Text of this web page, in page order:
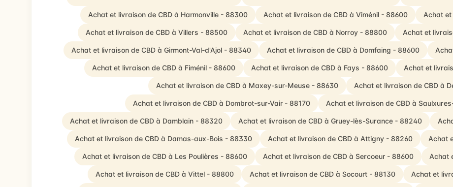
Achat et livraison de CBD à Harmonville - 88300 Achat et livraison de CBD à Viménil - 88600 Achat et
Achat et livraison de CBD à Villers - 88500 Achat et livraison de CBD à Norroy - 88800 Achat et
Achat et livraison de CBD à Girmont-Val-d'Ajol - 88340 Achat et livraison de CBD à Domfaing - 88600
Achat et livraison de CBD à Fiménil - 88600 Achat et livraison de CBD à Fays - 88600 Achat et
Achat et livraison de CBD à Maxey-sur-Meuse - 88630 Achat et livraison de CBD à
Achat et livraison de CBD à Dombrot-sur-Vair - 88170 Achat et livraison de CBD à
Achat et livraison de CBD à Damblain - 88320 Achat et livraison de CBD à Gruey-lès-Surance - 88240
Achat et livraison de CBD à Damas-aux-Bois - 88330 Achat et livraison de CBD à Attigny - 88260 Achat
Achat et livraison de CBD à Les Poulières - 88600 Achat et livraison de CBD à Sercoeur - 88600 Achat
Achat et livraison de CBD à Vittel - 88800 Achat et livraison de CBD à Socourt - 88130 Achat et